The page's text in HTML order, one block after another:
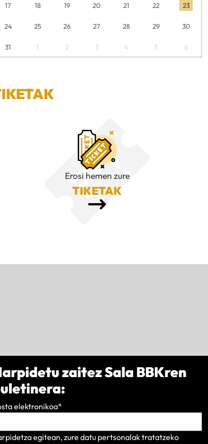
17 18 19 20 21 22 23
24 25 26 27 28 29 30
31 1 2 3 4 5 6
Erosi hemen zure
TIKETAK
zaitez Sala BBKren
elektronikoa*
egitean, zure datu pertsonalak tratatzeko